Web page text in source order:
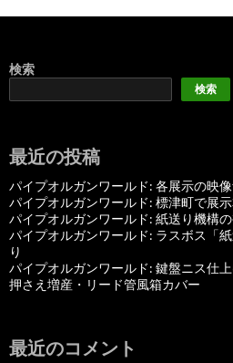
検索
検索
最近の投稿
パイプオルガンワールド: 各展示の映
パイプオルガンワールド: 標津町で展
パイプオルガンワールド: 紙送り機構
パイプオルガンワールド: ラスボス「
り
パイプオルガンワールド: 鍵盤ニス仕
押さえ増産・リード管風箱カバー
最近のコメント